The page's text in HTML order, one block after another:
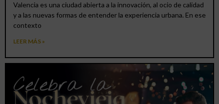
Valencia es una ciudad abierta a la innovación, al ocio de calidad
y a las nuevas formas de entender la experiencia urbana. En ese
contexto
LEER MÁS »